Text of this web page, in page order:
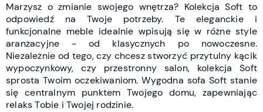
Marzysz o zmianie swojego wnętrza? Kolekcja Soft to
odpowiedź na Twoje potrzeby. Te eleganckie i
funkcjonalne meble idealnie wpisują się w różne style
aranżacyjne - od klasycznych po nowoczesne.
Niezależnie od tego, czy chcesz stworzyć przytulny kącik
wypoczynkowy, czy przestronny salon, kolekcja Soft
sprosta Twoim oczekiwaniom. Wygodna sofa Soft stanie
się centralnym punktem Twojego domu, zapewniając
relaks Tobie i Twojej rodzinie.